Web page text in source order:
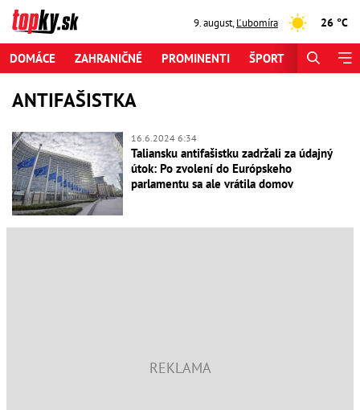
9. august,Ľubomíra 26 °C
DOMÁCE ZAHRANIČNÉ PROMINENTI ŠPORT
ANTIFAŠISTKA
16.6.2024 6:34
Taliansku antifašistku zadržali za údajný
útok: Po zvolení do Európskeho
parlamentu sa ale vrátila domov